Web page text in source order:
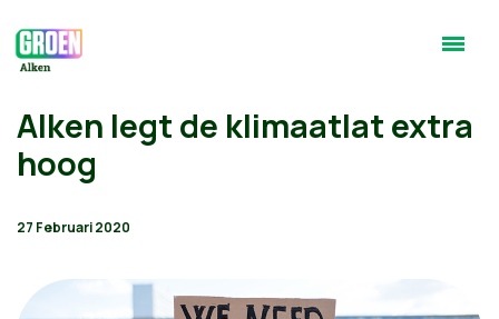
Alken legt de klimaatlat extra
hoog
27 Februari 2020